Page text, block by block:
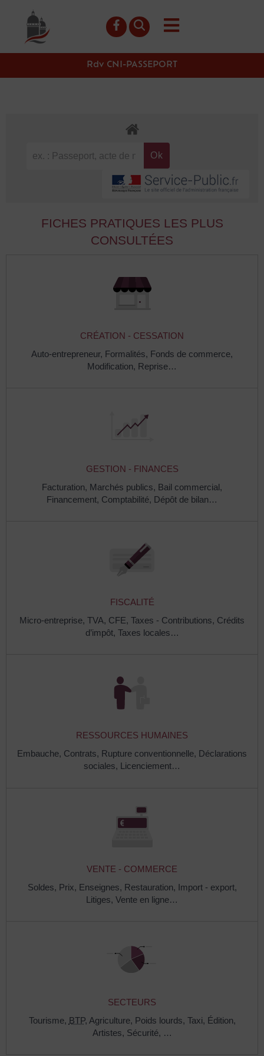
principal
Rdv CNI-PASSEPORT
FICHES PRATIQUES LES PLUS
CONSULTÉES
CRÉATION - CESSATION
Auto-entrepreneur, Formalités, Fonds de commerce,
Modification, Reprise…
GESTION - FINANCES
Facturation, Marchés publics, Bail commercial,
Financement, Comptabilité, Dépôt de bilan…
FISCALITÉ
Micro-entreprise, TVA, CFE, Taxes - Contributions, Crédits
d’impôt, Taxes locales…
RESSOURCES HUMAINES
Embauche, Contrats, Rupture conventionnelle, Déclarations
sociales, Licenciement…
VENTE - COMMERCE
Soldes, Prix, Enseignes, Restauration, Import - export,
Litiges, Vente en ligne…
SECTEURS
Tourisme, BTP, Agriculture, Poids lourds, Taxi, Édition,
Artistes, Sécurité, …